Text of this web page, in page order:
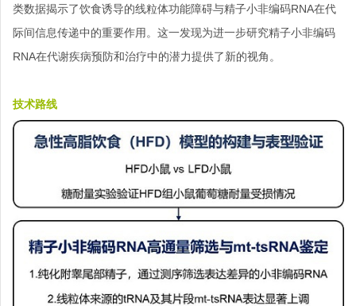
类数据揭示了饮食诱导的线粒体功能障碍与精子小非编码RNA在代
际间信息传递中的重要作用。这一发现为进一步研究精子小非编码
RNA在代谢疾病预防和治疗中的潜力提供了新的视角。
技术路线